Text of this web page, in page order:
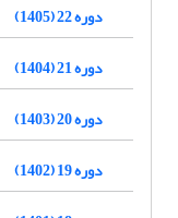
دوره 22 (1405)
دوره 21 (1404)
دوره 20 (1403)
دوره 19 (1402)